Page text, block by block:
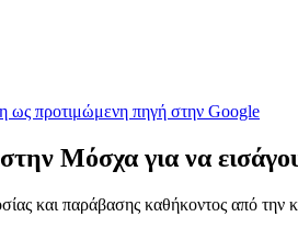
ως προτιμώμενη πηγή στην Google
Μόσχα για να
και παράβασης καθήκοντος από